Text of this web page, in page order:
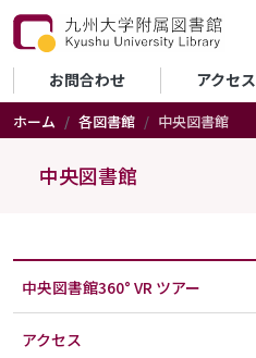
メインコンテンツに移動
セカンダリーメニュー
お問合わせ アクセス
ホーム 各図書館 中央図書館
中央図書館
中央図書館360° VR ツアー
アクセス